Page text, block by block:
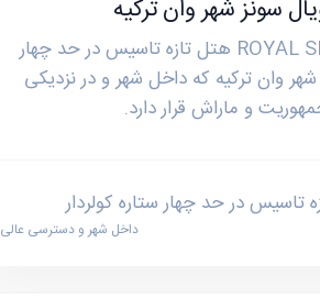
سونز شهر وان ترکیه
ROYAL SEVENS هتل تازه تاسیس در حد چهار
شهر وان ترکیه که داخل شهر و در نزدیکی
و ماراش قرار دارد.
تاسیس در حد چهار ستاره کولردار
داخل شهر و دسترسی عالی